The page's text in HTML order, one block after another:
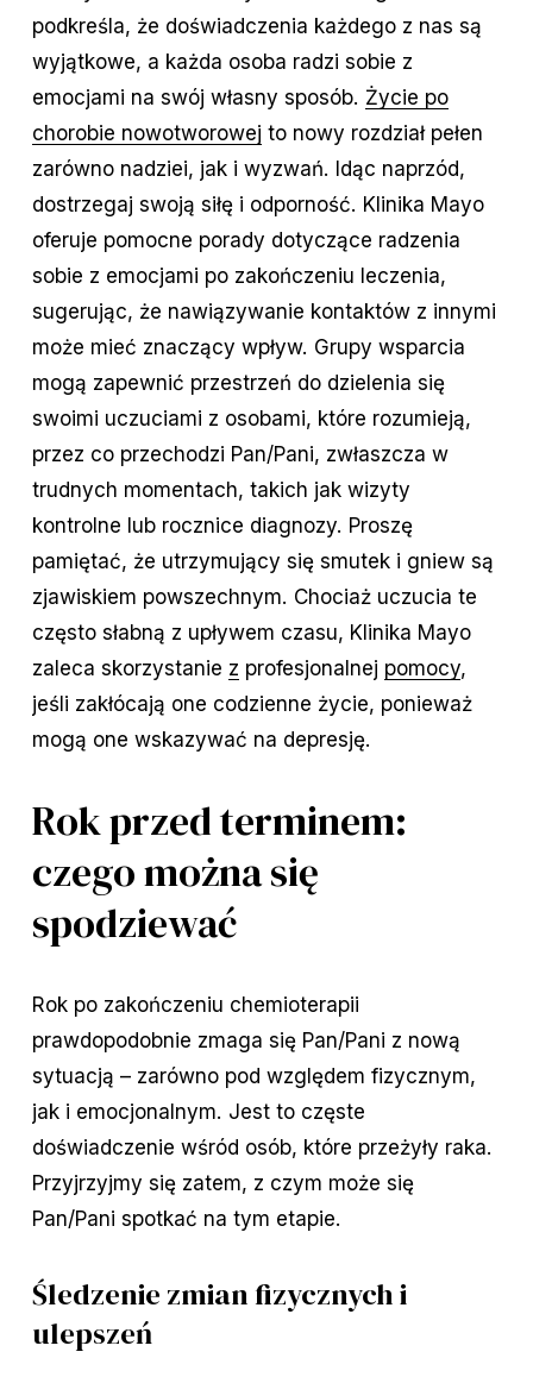
podkreśla, że doświadczenia każdego z nas są
wyjątkowe, a każda osoba radzi sobie z
emocjami na swój własny sposób. Życie po
chorobie nowotworowej to nowy rozdział pełen
zarówno nadziei, jak i wyzwań. Idąc naprzód,
dostrzegaj swoją siłę i odporność. Klinika Mayo
oferuje pomocne porady dotyczące radzenia
sobie z emocjami po zakończeniu leczenia,
sugerując, że nawiązywanie kontaktów z innymi
może mieć znaczący wpływ. Grupy wsparcia
mogą zapewnić przestrzeń do dzielenia się
swoimi uczuciami z osobami, które rozumieją,
przez co przechodzi Pan/Pani, zwłaszcza w
trudnych momentach, takich jak wizyty
kontrolne lub rocznice diagnozy. Proszę
pamiętać, że utrzymujący się smutek i gniew są
zjawiskiem powszechnym. Chociaż uczucia te
często słabną z upływem czasu, Klinika Mayo
zaleca skorzystanie z profesjonalnej pomocy,
jeśli zakłócają one codzienne życie, ponieważ
mogą one wskazywać na depresję.
Rok przed terminem:
czego można się
spodziewać
Rok po zakończeniu chemioterapii
prawdopodobnie zmaga się Pan/Pani z nową
sytuacją – zarówno pod względem fizycznym,
jak i emocjonalnym. Jest to częste
doświadczenie wśród osób, które przeżyły raka.
Przyjrzyjmy się zatem, z czym może się
Pan/Pani spotkać na tym etapie.
Śledzenie zmian fizycznych i
ulepszeń